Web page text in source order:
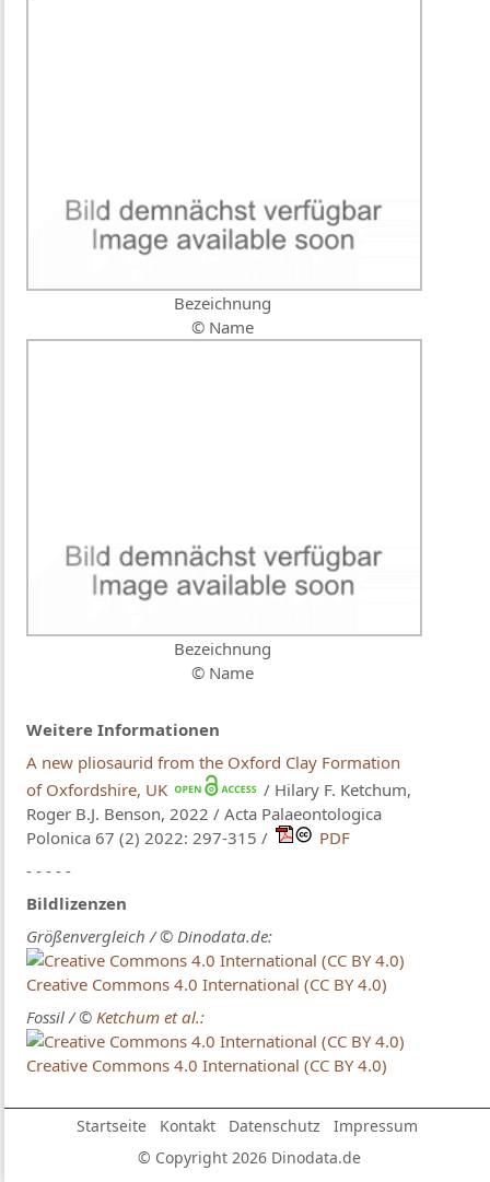
Bezeichnung
© Name
Bezeichnung
© Name
Weitere Informationen
A new pliosaurid from the Oxford Clay Formation
of Oxfordshire, UK
/ Hilary F. Ketchum,
Roger B.J. Benson, 2022 / Acta Palaeontologica
Polonica 67 (2) 2022: 297-315 /
PDF
- - - - -
Bildlizenzen
Größenvergleich / © Dinodata.de:
Creative Commons 4.0 International (CC BY 4.0)
Fossil / ©Ketchum et al.:
Creative Commons 4.0 International (CC BY 4.0)
Startseite Kontakt Datenschutz
Impressum
© Copyright 2026 Dinodata.de